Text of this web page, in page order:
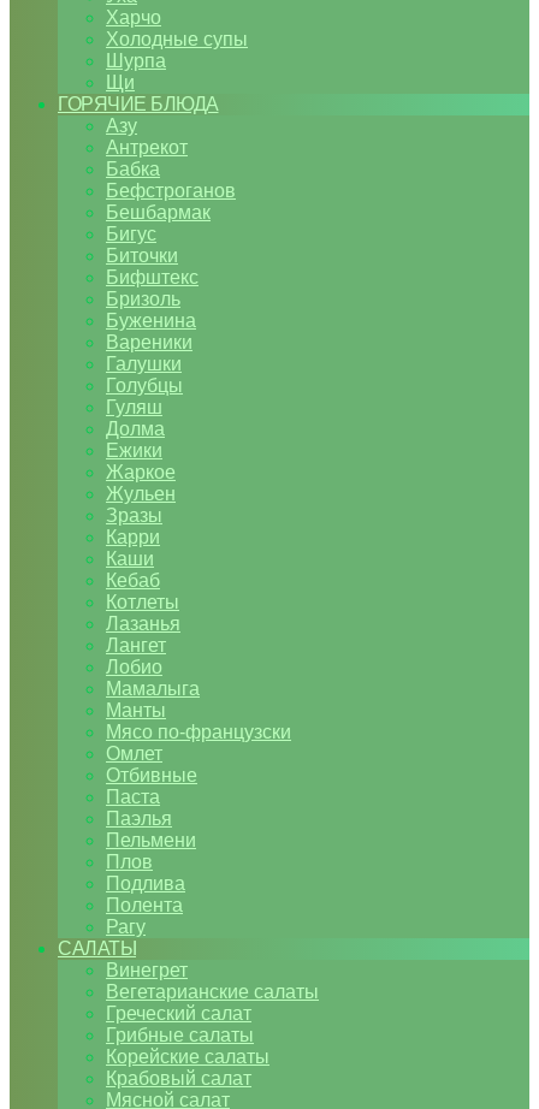
Харчо
Холодные супы
Шурпа
Щи
ГОРЯЧИЕ БЛЮДА
Азу
Антрекот
Бабка
Бефстроганов
Бешбармак
Бигус
Биточки
Бифштекс
Бризоль
Буженина
Вареники
Галушки
Голубцы
Гуляш
Долма
Ежики
Жаркое
Жульен
Зразы
Карри
Каши
Кебаб
Котлеты
Лазанья
Лангет
Лобио
Мамалыга
Манты
Мясо по-французски
Омлет
Отбивные
Паста
Паэлья
Пельмени
Плов
Подлива
Полента
Рагу
САЛАТЫ
Винегрет
Вегетарианские салаты
Греческий салат
Грибные салаты
Корейские салаты
Крабовый салат
Мясной салат